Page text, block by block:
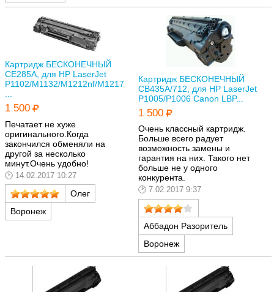
Картридж БЕСКОНЕЧНЫЙ
CE285A, для HP LaserJet
P1102/M1132/M1212nf/M1217
...
1 500
Печатает не хуже
оригинального.Когда
закончился обменяли на
другой за несколько
минут.Очень удобно!
14.02.2017 10:27
Олег
Воронеж
Картридж БЕСКОНЕЧНЫЙ
CB435A/712, для HP LaserJet
P1005/P1006 Canon LBP...
1 500
Очень классный картридж.
Больше всего радует
возможность замены и
гарантия на них. Такого нет
больше не у одного
конкурента.
7.02.2017 9:37
Аббадон Разоритель
Воронеж